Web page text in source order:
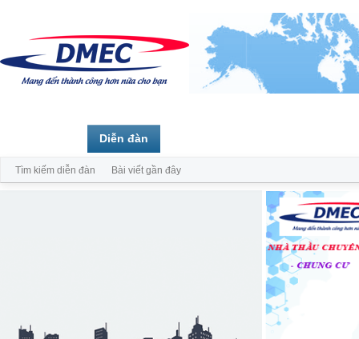
Diễn đàn
Tìm kiếm diễn đàn Bài viết gần đây